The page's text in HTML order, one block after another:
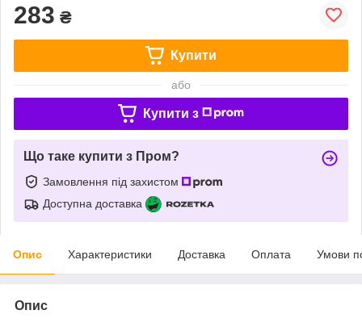
283 ₴
Купити
або
Купити з
Що таке купити з Пром?
Замовлення під захистом
Доступна доставка
Опис Характеристики Доставка Оплата Умови
Опис